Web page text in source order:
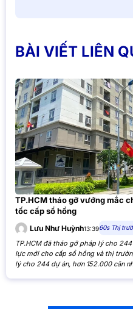
BÀI VIẾT LIÊN
TP.HCM tháo gỡ vướng mắc
tốc cấp sổ hồng
Lưu Như Huỳnh13:3960s Thị
TP.HCM đã tháo gỡ pháp lý cho
lực mới cho cấp sổ hồng và thị
lý cho 244 dự án, hơn 152.000 căn